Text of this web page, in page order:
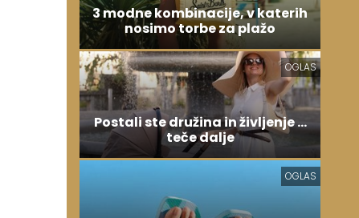
3 modne kombinacije, v katerih
nosimo torbe za plažo
OGLAS
Postali ste družina in življenje ...
teče dalje
OGLAS